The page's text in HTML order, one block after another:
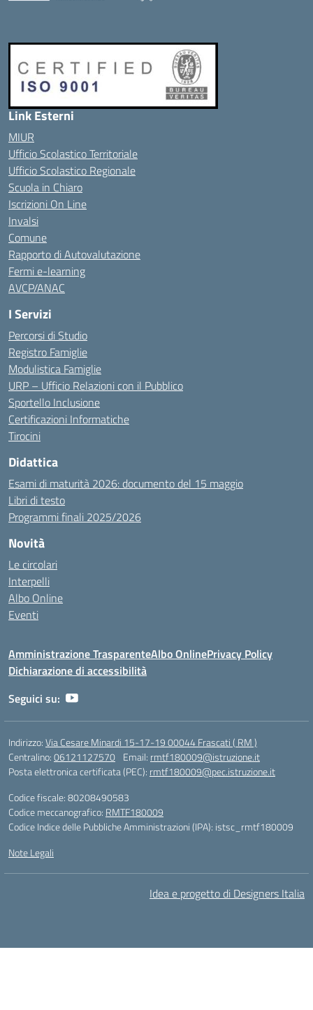
Link Esterni
MIUR
Ufficio Scolastico Territoriale
Ufficio Scolastico Regionale
Scuola in Chiaro
Iscrizioni On Line
Invalsi
Comune
Rapporto di Autovalutazione
Fermi e-learning
AVCP/ANAC
I Servizi
Percorsi di Studio
Registro Famiglie
Modulistica Famiglie
URP – Ufficio Relazioni con il Pubblico
Sportello Inclusione
Certificazioni Informatiche
Tirocini
Didattica
Esami di maturità 2026: documento del 15 maggio
Libri di testo
Programmi finali 2025/2026
Novità
Le circolari
Interpelli
Albo Online
Eventi
Amministrazione TrasparenteAlbo OnlinePrivacy Policy
Dichiarazione di accessibilità
Seguici su:
Indirizzo:Via Cesare Minardi 15-17-19 00044 Frascati ( RM )
Centralino:06121127570 Email: rmtf180009@istruzione.it
Posta elettronica certificata (PEC): rmtf180009@pec.istruzione.it
Codice fiscale: 80208490583
Codice meccanografico: RMTF180009
Codice Indice delle Pubbliche Amministrazioni (IPA): istsc_rmtf180009
Note Legali
Idea e progetto di Designers Italia